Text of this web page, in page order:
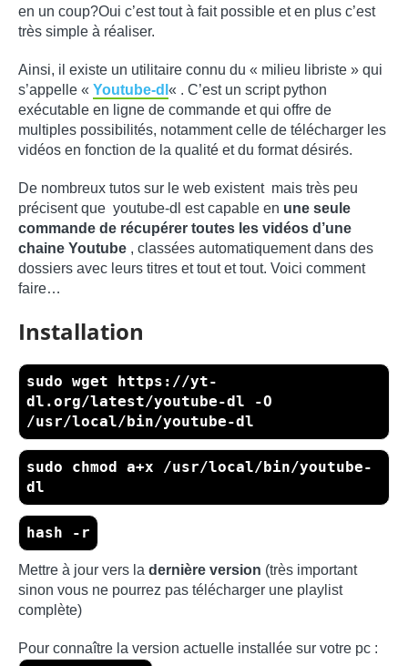
en un coup?Oui c’est tout à fait possible et en plus c’est
très simple à réaliser.
Ainsi, il existe un utilitaire connu du « milieu libriste » qui
s’appelle « Youtube-dl « . C’est un script python
exécutable en ligne de commande et qui offre de
multiples possibilités, notamment celle de télécharger les
vidéos en fonction de la qualité et du format désirés.
De nombreux tutos sur le web existent mais très peu
précisent que youtube-dl est capable en une seule
commande de récupérer toutes les vidéos d’une
chaine Youtube , classées automatiquement dans des
dossiers avec leurs titres et tout et tout. Voici comment
faire…
Installation
sudo wget https://yt-
dl.org/latest/youtube-dl -O
/usr/local/bin/youtube-dl
sudo chmod a+x /usr/local/bin/youtube-
dl
hash -r
Mettre à jour vers la dernière version (très important
sinon vous ne pourrez pas télécharger une playlist
complète)
Pour connaître la version actuelle installée sur votre pc :